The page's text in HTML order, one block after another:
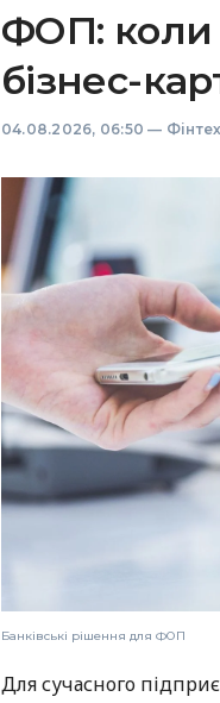
ФОП: коли
бізнес-
04.08.2026, 06:50 —
Банківські рішення для ФОП
Для сучасного